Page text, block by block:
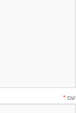
שם *